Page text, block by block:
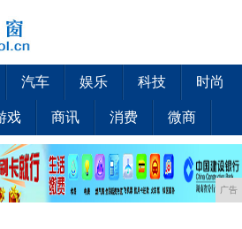
汽车 娱乐 科技 时尚
戏 商讯 消费 微商
广告